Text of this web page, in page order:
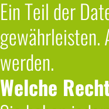
Ein Teil der
gewährleisten.
werden.
Welche